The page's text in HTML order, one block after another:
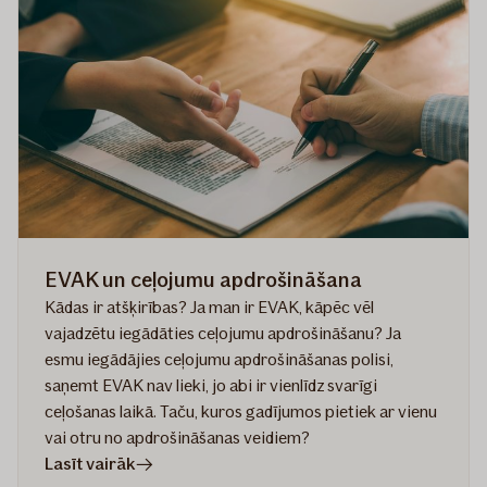
padomi,
ņemt
vērā
EVAK un ceļojumu apdrošināšana
Kādas ir atšķirības? Ja man ir EVAK, kāpēc vēl
vajadzētu iegādāties ceļojumu apdrošināšanu? Ja
esmu iegādājies ceļojumu apdrošināšanas polisi,
saņemt EVAK nav lieki, jo abi ir vienlīdz svarīgi
ceļošanas laikā. Taču, kuros gadījumos pietiek ar vienu
vai otru no apdrošināšanas veidiem?
Lasīt vairākrakstā